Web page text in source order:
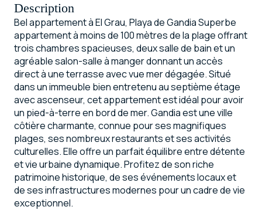
Description
Bel appartement à El Grau, Playa de Gandia Superbe
appartement à moins de 100 mètres de la plage offrant
trois chambres spacieuses, deux salle de bain et un
agréable salon-salle à manger donnant un accès
direct à une terrasse avec vue mer dégagée. Situé
dans un immeuble bien entretenu au septième étage
avec ascenseur, cet appartement est idéal pour avoir
un pied-à-terre en bord de mer. Gandia est une ville
côtière charmante, connue pour ses magnifiques
plages, ses nombreux restaurants et ses activités
culturelles. Elle offre un parfait équilibre entre détente
et vie urbaine dynamique. Profitez de son riche
patrimoine historique, de ses événements locaux et
de ses infrastructures modernes pour un cadre de vie
exceptionnel.